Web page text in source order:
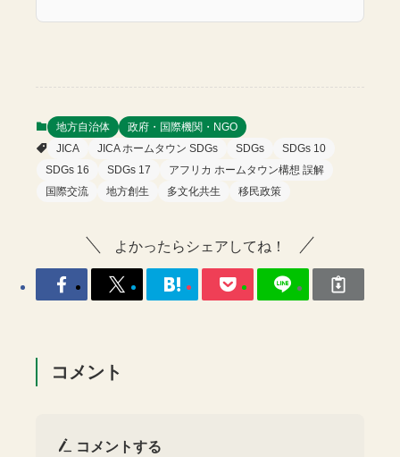
地方自治体
政府・国際機関・NGO
JICA
JICA ホームタウン SDGs SDGs
SDGs 10
SDGs 16
SDGs 17
アフリカ ホームタウン構想 誤解
国際交流
地方創生 多文化共生 移民政策
よかったらシェアしてね！
コメント
コメントする